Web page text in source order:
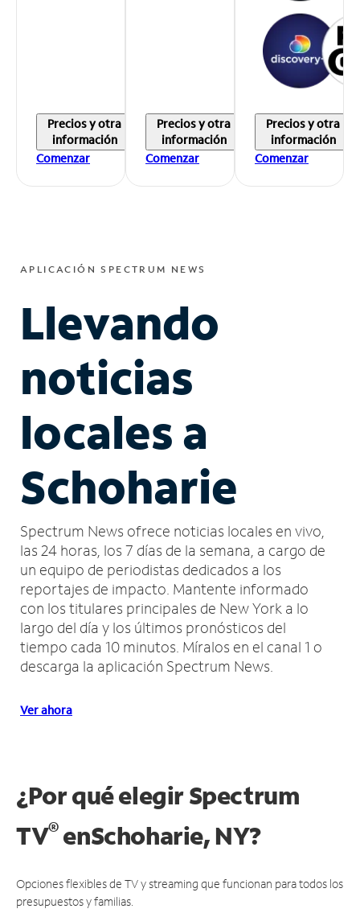
Precios y otra
información
Comenzar
Precios y otra
información
Comenzar
Precios y otra
información
Comenzar
APLICACIÓN SPECTRUM NEWS
Llevando
noticias
locales a
Schoharie
Spectrum News ofrece noticias locales en vivo,
las 24 horas, los 7 días de la semana, a cargo de
un equipo de periodistas dedicados a los
reportajes de impacto. Mantente informado
con los titulares principales de New York a lo
largo del día y los últimos pronósticos del
tiempo cada 10 minutos. Míralos en el canal 1 o
descarga la aplicación Spectrum News.
Ver ahora
¿Por qué elegir Spectrum
TV®enSchoharie, NY?
Opciones flexibles de TV y streaming que funcionan para todos los
presupuestos y familias.